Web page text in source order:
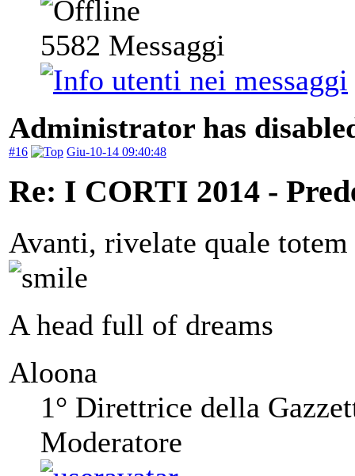
5582 Messaggi
Administrator has
#16 Giu-10-14 09:40:48
Re: I CORTI 2014 -
Avanti, rivelate quale
A head full of dreams
Aloona
1° Direttrice della
Moderatore